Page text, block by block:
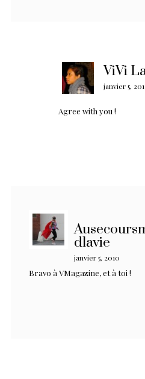
ViVi
janvier 5,
Agree with you !
dlavie
janvier 5, 2010
Bravo à VMagazine, et à toi !